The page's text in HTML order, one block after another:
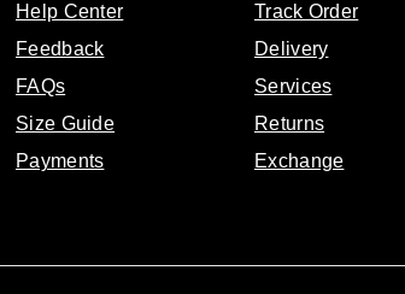
Help Center
Feedback
FAQs
Size Guide
Payments
Track Order
Delivery
Services
Returns
Exchange